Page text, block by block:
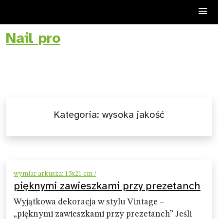
Skip
toNail pro
Kategoria: wysoka jakość
wymiar arkusza: 15x21 cm /
pięknymi zawieszkami przy prezetanch
Wyjątkowa dekoracja w stylu Vintage –
„pięknymi zawieszkami przy prezetanch” Jeśli